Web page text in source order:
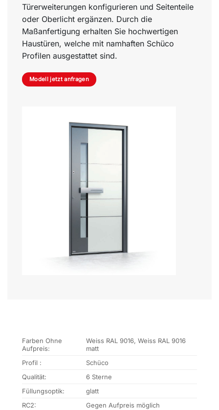
Türerweiterungen konfigurieren und Seitenteile
oder Oberlicht ergänzen. Durch die
Maßanfertigung erhalten Sie hochwertigen
Haustüren, welche mit namhaften Schüco
Profilen ausgestattet sind.
Modell jetzt anfragen
Farben Ohne
Aufpreis:
Weiss RAL 9016, Weiss RAL 9016
matt
Profil :
Schüco
Qualität:
6 Sterne
Füllungsoptik:
glatt
RC2:
Gegen Aufpreis möglich